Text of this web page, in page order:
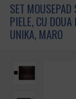
SET
PIELE, CU DOUA
UNIKA, MARO